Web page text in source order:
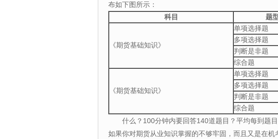
布如下图所示：
科目 题
《期货基础知识》
单项选择题
多项选择题
判断是非题
综合题
《期货基础知识》
单项选择题
多项选择题
判断是非题
综合题
什么？100分钟内要回答140道题目？平均每到题
如果你对期货从业知识掌握的不够牢固，而且又是在